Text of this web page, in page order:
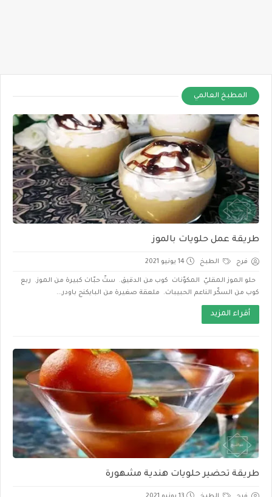
المطبخ العالمي
طريقة عمل حلويات بالموز
فرح الطبخ 14 يونيو 2021
حلو الموز المقليّ المكوّنات كوب من الدقيق. ستّ حبّات كبيرة من الموز. ربع
كوب من السكّر الناعم الحبيبات. ملعقة صغيرة من البايكنج باودر...
أقراء المزيد
طريقة تحضير حلويات هندية مشهورة